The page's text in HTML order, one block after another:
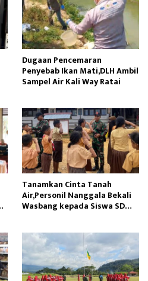
Dugaan Pencemaran
Penyebab Ikan Mati,DLH Ambil
Sampel Air Kali Way Ratai
Tanamkan Cinta Tanah
Air,Personil Nanggala Bekali
Wasbang kepada Siswa SD